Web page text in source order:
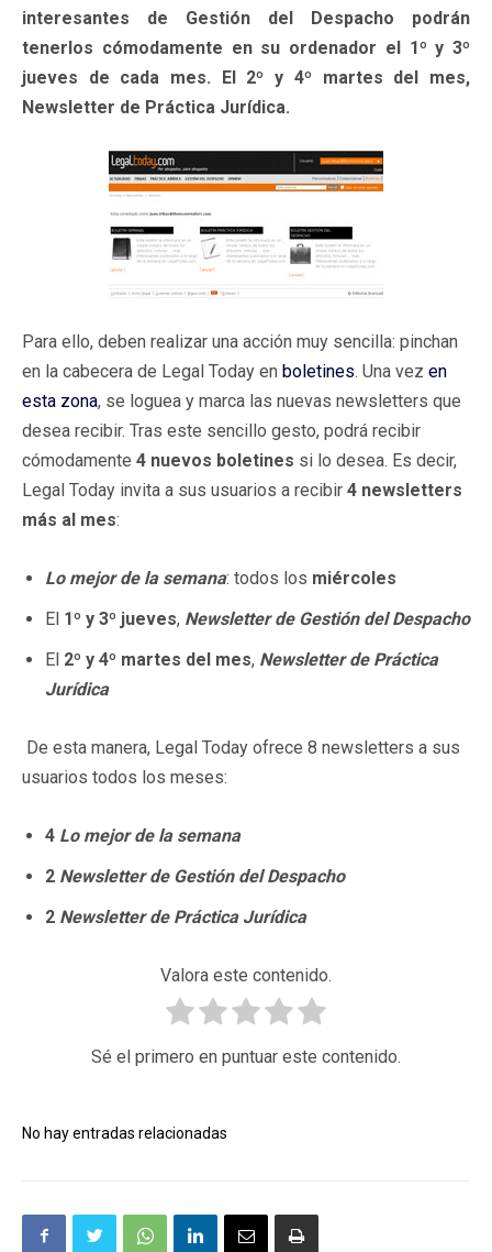
interesantes de Gestión del Despacho podrán
tenerlos cómodamente en su ordenador el 1º y 3º
jueves de cada mes. El 2º y 4º martes del mes,
Newsletter de Práctica Jurídica.
Para ello, deben realizar una acción muy sencilla: pinchan
en la cabecera de Legal Today en boletines. Una vez en
esta zona, se loguea y marca las nuevas newsletters que
desea recibir. Tras este sencillo gesto, podrá recibir
cómodamente 4 nuevos boletines si lo desea. Es decir,
Legal Today invita a sus usuarios a recibir 4 newsletters
más al mes:
Lo mejor de la semana: todos los miércoles
El 1º y 3º jueves, Newsletter de Gestión del Despacho
El 2º y 4º martes del mes, Newsletter de Práctica
Jurídica
De esta manera, Legal Today ofrece 8 newsletters a sus
usuarios todos los meses:
4 Lo mejor de la semana
2 Newsletter de Gestión del Despacho
2 Newsletter de Práctica Jurídica
Valora este contenido.
Sé el primero en puntuar este contenido.
No hay entradas relacionadas